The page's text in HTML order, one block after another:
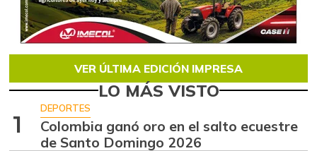
VER ÚLTIMA EDICIÓN IMPRESA
LO MÁS VISTO
1
DEPORTES
Colombia ganó oro en el salto ecuestre
de Santo Domingo 2026